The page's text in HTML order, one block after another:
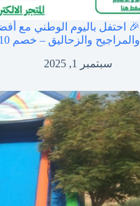
🎉 احتفل باليوم الوطني مع
والمراجيح والزحاليق – خصم 10%! 🎉
سبتمبر 1, 2025